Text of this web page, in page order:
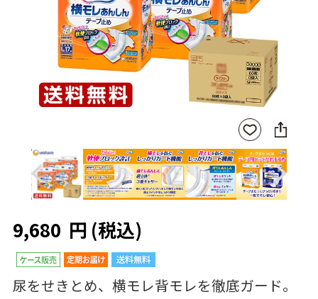
お気
に入
りに
登録
SNS
に
シ
ェ
ア
Previous Next
9,680 円 (税込)
尿をせきとめ、横モレ背モレを徹底ガード。